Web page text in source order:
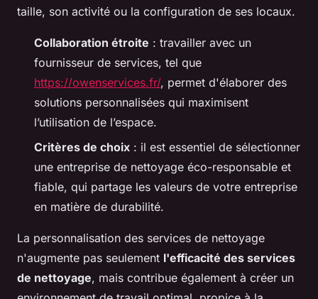
taille, son activité ou la configuration de ses locaux.
Collaboration étroite : travailler avec un
fournisseur de services, tel que
https://owenservices.fr/, permet d'élaborer des
solutions personnalisées qui maximisent
l’utilisation de l’espace.
Critères de choix : il est essentiel de sélectionner
une entreprise de nettoyage éco-responsable et
fiable, qui partage les valeurs de votre entreprise
en matière de durabilité.
La personnalisation des services de nettoyage
n'augmente pas seulement l'efficacité des services
de nettoyage, mais contribue également à créer un